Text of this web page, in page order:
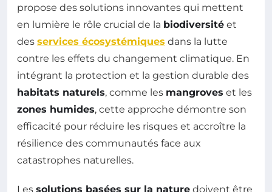
propose des solutions innovantes qui mettent
en lumière le rôle crucial de la biodiversité et
des services écosystémiques dans la lutte
contre les effets du changement climatique. En
intégrant la protection et la gestion durable des
habitats naturels, comme les mangroves et les
zones humides, cette approche démontre son
efficacité pour réduire les risques et accroître la
résilience des communautés face aux
catastrophes naturelles.
Les solutions basées sur la nature doivent être